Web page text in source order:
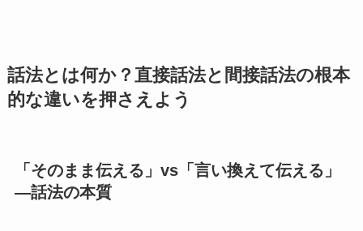
話法とは何か？直接話法と間接話法の根本
的な違いを押さえよう
「そのまま伝える」vs「言い換えて伝える」
—話法の本質